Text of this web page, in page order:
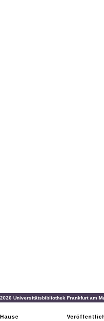
Universitätsbibliothek Frankfurt am